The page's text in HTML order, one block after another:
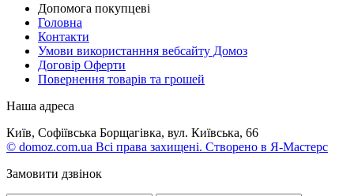
Допомога покупцеві
Головна
Контакти
Умови використанння вебсайту Домоз
Договір Оферти
Повернення товарів та грошей
Наша адреса
Київ, Софіївська Борщагівка, вул. Київська, 66
© domoz.com.ua Всі права захищені. Створено в Я-Мастерс
Замовити дзвінок